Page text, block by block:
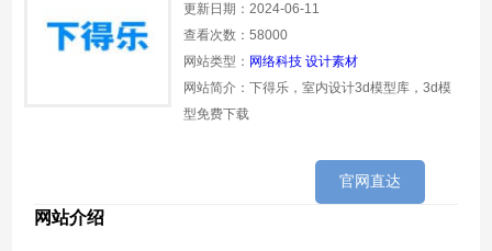
更新日期：2024-06-11
查看次数：58000
网站类型： 网络科技 设计素材
网站简介：下得乐，室内设计3d模型库，3d模
型免费下载
官网直达
网站介绍